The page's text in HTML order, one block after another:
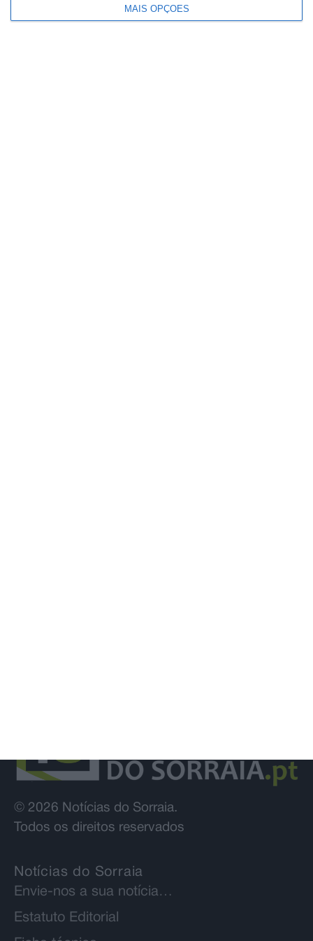
MAIS OPÇÕES
© 2026 Notícias do Sorraia.
Todos os direitos reservados
Notícias do Sorraia
Envie-nos a sua notícia…
Estatuto Editorial